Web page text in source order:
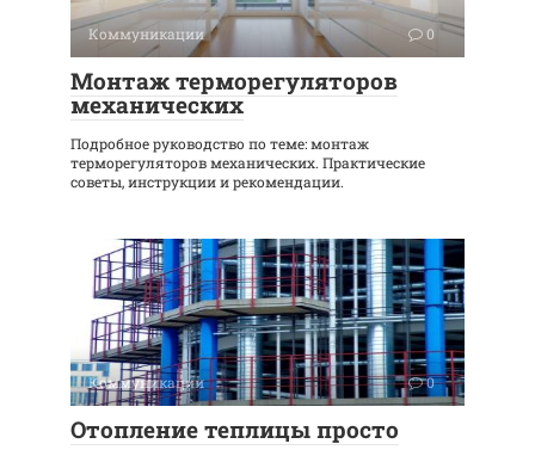
Коммуникации 0
Монтаж терморегуляторов
механических
Подробное руководство по теме: монтаж
терморегуляторов механических. Практические
советы, инструкции и рекомендации.
Коммуникации 0
Отопление теплицы просто